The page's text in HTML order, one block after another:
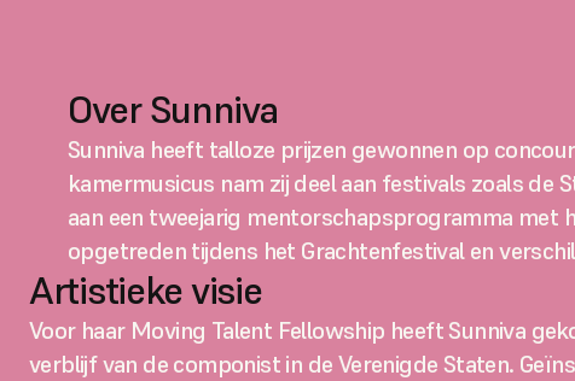
Over Sunniva
Sunniva heeft talloze prijzen gewonnen op
kamermusicus nam zij deel aan festivals zoals de
aan een tweejarig mentorschapsprogramma met
opgetreden tijdens het Grachtenfestival en
Artistieke visie
Voor haar Moving Talent Fellowship heeft Sunniva
verblijf van de componist in de Verenigde Staten.